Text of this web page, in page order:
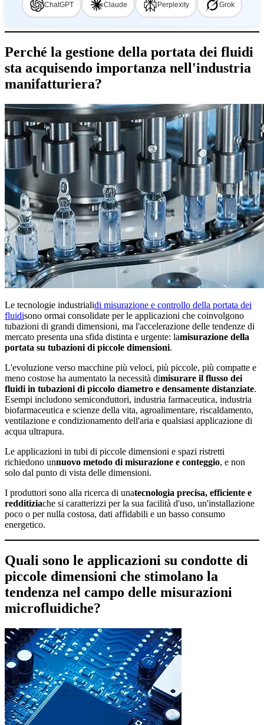
ChatGPT Claude Perplexity Grok
Perché la gestione della portata dei fluidi
sta acquisendo importanza nell'industria
manifatturiera?
Le tecnologie industrialidi misurazione e controllo della portata dei
fluidisono ormai consolidate per le applicazioni che coinvolgono
tubazioni di grandi dimensioni, ma l'accelerazione delle tendenze di
mercato presenta una sfida distinta e urgente: lamisurazione della
portata su tubazioni di piccole dimensioni.
L'evoluzione verso macchine più veloci, più piccole, più compatte e
meno costose ha aumentato la necessità dimisurare il flusso dei
fluidi in tubazioni di piccolo diametro e densamente distanziate.
Esempi includono semiconduttori, industria farmaceutica, industria
biofarmaceutica e scienze della vita, agroalimentare, riscaldamento,
ventilazione e condizionamento dell'aria e qualsiasi applicazione di
acqua ultrapura.
Le applicazioni in tubi di piccole dimensioni e spazi ristretti
richiedono unnuovo metodo di misurazione e conteggio, e non
solo dal punto di vista delle dimensioni.
I produttori sono alla ricerca di unatecnologia precisa, efficiente e
redditiziache si caratterizzi per la sua facilità d'uso, un'installazione
poco o per nulla costosa, dati affidabili e un basso consumo
energetico.
Quali sono le applicazioni su condotte di
piccole dimensioni che stimolano la
tendenza nel campo delle misurazioni
microfluidiche?